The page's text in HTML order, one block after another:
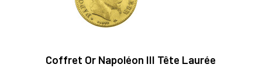
Coffret Or Napoléon III Tête Laurée